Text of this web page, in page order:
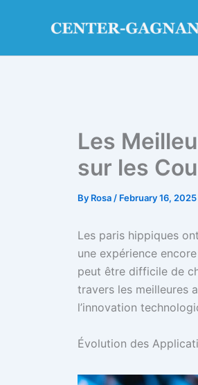
Les
sur les
By Rosa / February 16, 2025
Les paris hippiques
une expérience
peut être difficile de
travers les meilleures
l’innovation
Évolution des